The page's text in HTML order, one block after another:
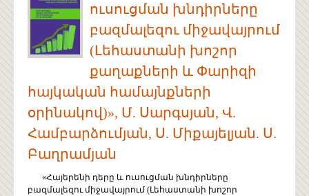
ուսուցման խնդիրները
բազմալեզու միջավայրում
(Լեհաստանի խոշոր
քաղաքների և Փարիզի
հայկական համայնքների
օրինակով)», Մ. Սարգսյան, Վ.
Համբարձումյան, Ս. Միքայելյան. Ս.
Բաղրամյան
«Հայերենի դերը և ուսուցման խնդիրները
բազմալեզու միջավայրում (Լեհաստանի խոշոր